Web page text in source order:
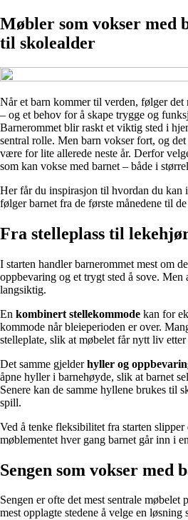
Møbler som vokser med
til skolealder
Når et barn kommer til verden, følger det
– og et behov for å skape trygge og
Barnerommet blir raskt et viktig sted i
sentral rolle. Men barn vokser fort, og
være for lite allerede neste år. Derfor
som kan vokse med barnet – både i
Her får du inspirasjon til hvordan du kan
følger barnet fra de første månedene til
Fra stelleplass til
I starten handler barnerommet mest om
oppbevaring og et trygt sted å sove. Men
langsiktig.
En kombinert stellekommode kan for
kommode når bleieperioden er over.
stelleplate, slik at møbelet får nytt liv
Det samme gjelderhyller og
åpne hyller i barnehøyde, slik at barnet
Senere kan de samme hyllene brukes til
spill.
Ved å tenke fleksibilitet fra starten slipper
møblementet hver gang barnet går inn i
Sengen som vokser med
Sengen er ofte det mest sentrale møbelet
mest opplagte stedene å velge en løsning